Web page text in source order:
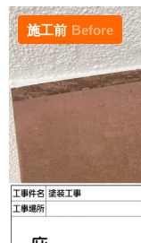
施工前 Before